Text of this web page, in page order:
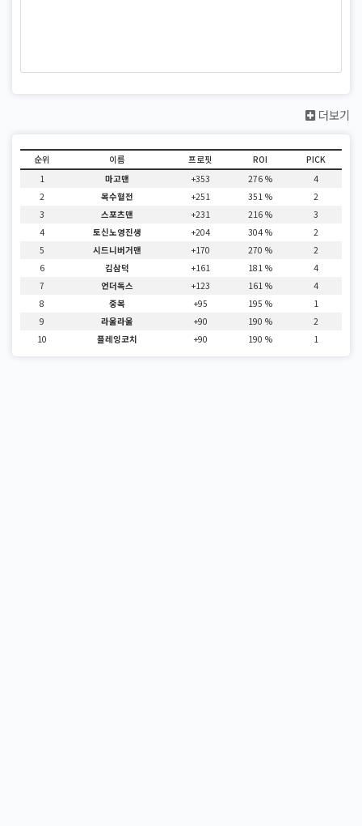
더보기
순위 이름 프로핏 ROI
PICK
1
마고맨 +353 276 %
4
2
복수혈전 +251 351 %
2
3
스포츠맨 +231 216 %
3
4
토신노영진생 +204 304 %
2
5
시드니버거맨 +170 270 %
2
6
김삼덕 +161 181 %
4
7
언더독스 +123 161 %
4
8
중복 +95 195 %
1
9
라울라울 +90 190 %
2
10
플레잉코치 +90 190 % 1